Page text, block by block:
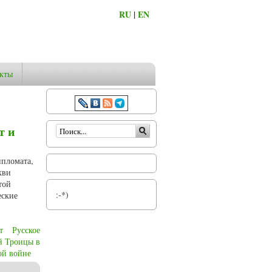
RU |EN
и
Русское
Троицы в
войне
Форма поиска
:-*)